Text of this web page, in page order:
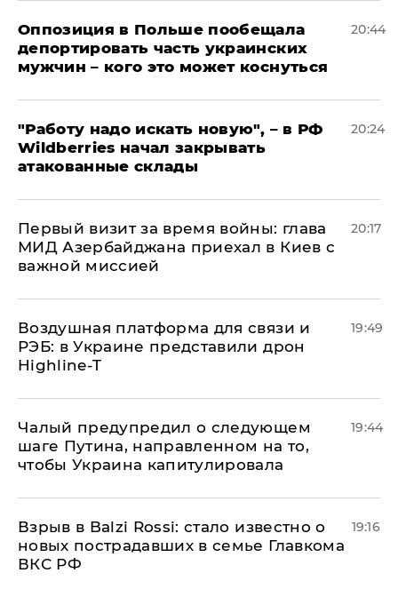
Оппозиция в Польше пообещала
депортировать часть украинских
мужчин – кого это может коснуться
20:44
"Работу надо искать новую", – в РФ
Wildberries начал закрывать
атакованные склады
20:24
Первый визит за время войны: глава
МИД Азербайджана приехал в Киев с
важной миссией
20:17
Воздушная платформа для связи и
РЭБ: в Украине представили дрон
Highline-T
19:49
Чалый предупредил о следующем
шаге Путина, направленном на то,
чтобы Украина капитулировала
19:44
Взрыв в Balzi Rossi: стало известно о
новых пострадавших в семье Главкома
ВКС РФ
19:16